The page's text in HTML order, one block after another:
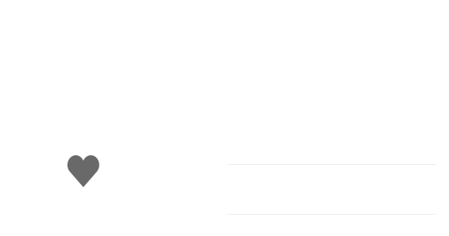
Gefällt
mir